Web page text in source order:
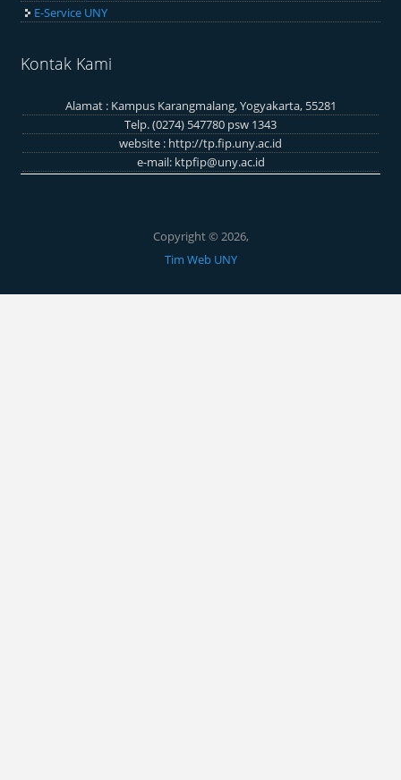
E-Service UNY
Kontak Kami
Alamat : Kampus Karangmalang, Yogyakarta, 55281
Telp. (0274) 547780 psw 1343
website : http://tp.fip.uny.ac.id
e-mail: ktpfip@uny.ac.id
Copyright © 2026,
Tim Web UNY